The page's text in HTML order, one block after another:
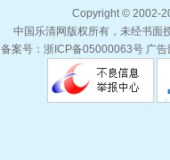
Copyright © 2002-
中国乐清网版权所有，未经书面
备案号：浙ICP备05000063号 广